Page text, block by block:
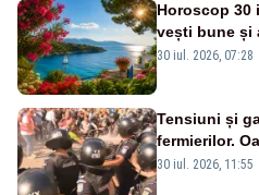
Horoscop 30
vești bune și
neașteptate
30 iul. 2026, 07:28
Tensiuni și
fermierilor.
ANSVSA și
30 iul. 2026, 11:55